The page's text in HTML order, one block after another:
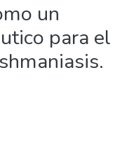
un
para el